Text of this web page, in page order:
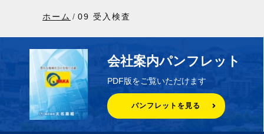
ホーム 09 受入検査
会社案内パンフレット
PDF版をご覧いただけます
パンフレットを見る